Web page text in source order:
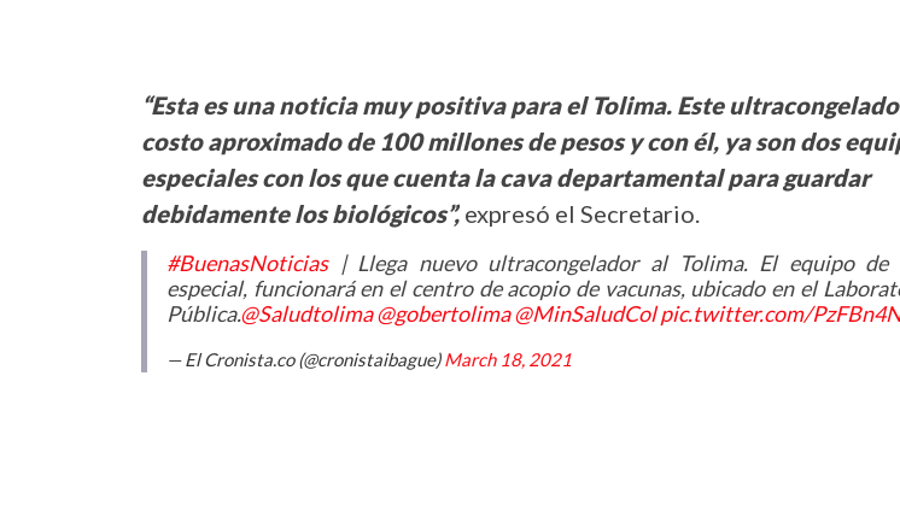
“Esta es una noticia muy positiva para el Tolima. Este
costo aproximado de 100 millones de pesos y con él, ya son dos
especiales con los que cuenta la cava departamental para guardar
debidamente los biológicos”, expresó el Secretario.
#BuenasNoticias| Llega nuevo ultracongelador al Tolima. El equipo de
especial, funcionará en el centro de acopio de vacunas, ubicado en el
Pública.@Saludtolima@gobertolima@MinSaludColpic.twitter.com/
— El Cronista.co (@cronistaibague)March 18, 2021